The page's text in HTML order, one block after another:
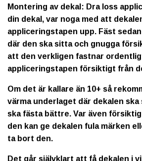
Montering av dekal: Dra loss
din dekal, var noga med att
appliceringstapen upp. Fäst
där den ska sitta och gnugga
att den verkligen fastnar
appliceringstapen försiktigt från
Om det är kallare än 10+ så
värma underlaget där dekalen
ska fästa bättre. Var även
den kan ge dekalen fula märken
ta bort den.
Det går självklart att få dekalen i